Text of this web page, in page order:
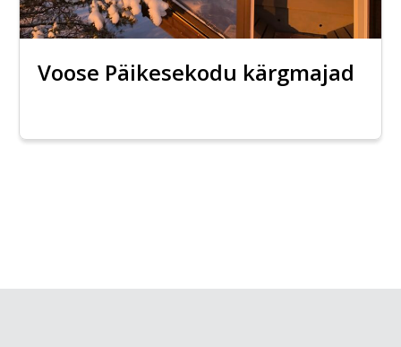
Voose Päikesekodu kärgmajad